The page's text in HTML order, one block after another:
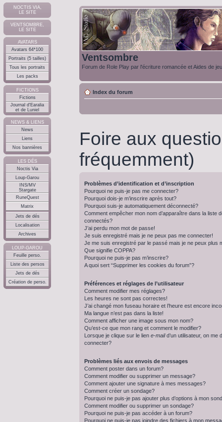
NOCTIS VIA,
LE SITE
VENTSOMBRE,
LE SITE
AVATARS
Avatars 64*100
Portraits (5 tailles)
Tous les portraits
Les packs
FICTIONS
Fictions
Journal d'Earalia
et de Luniel
NEWS & LIENS
News
Liens
Nos bannières
LES DÉS
Noctis Via
Loup-Garou
INS/MV
Stargate
RuneQuest
Matrix
Jets de dés
Localisation
Archives
LOUP-GAROU
Feuille perso.
Liste des persos
Jets de dés
Création de perso.
Ventsombre
Forum de Role Play par l'écriture romancée et Aides de
Index du forum
Foire aux
fréquemment)
Problèmes d’identification et d’inscription
Pourquoi ne puis-je pas me connecter?
Pourquoi dois-je m’inscrire après tout?
Pourquoi suis-je automatiquement déconnecté?
Comment empêcher mon nom d’apparaître dans la liste
connectés?
J’ai perdu mon mot de passe!
Je suis enregistré mais je ne peux pas me connecter!
Je me suis enregistré par le passé mais je ne peux plus
Que signifie COPPA?
Pourquoi ne puis-je pas m’inscrire?
A quoi sert “Supprimer les cookies du forum”?
Préférences et réglages de l’utilisateur
Comment modifier mes réglages?
Les heures ne sont pas correctes!
J’ai changé mon fuseau horaire et l’heure est encore
Ma langue n’est pas dans la liste!
Comment afficher une image sous mon nom?
Qu’est-ce que mon rang et comment le modifier?
Lorsque je clique sur le lien e-maild’un utilisateur, on me
connecter?
Problèmes liés aux envois de messages
Comment poster dans un forum?
Comment modifier ou supprimer un message?
Comment ajouter une signature à mes messages?
Comment créer un sondage?
Pourquoi ne puis-je pas ajouter plus d’options à mon
Comment modifier ou supprimer un sondage?
Pourquoi ne puis-je pas accéder à un forum?
Pourquoi ne puis-je pas joindre des fichiers à mon